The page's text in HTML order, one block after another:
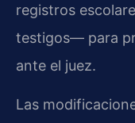
registros
testigos— para
ante el juez.
Las